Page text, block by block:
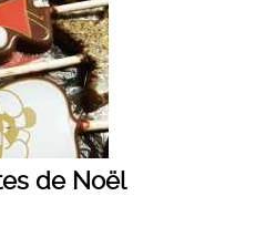
de Noël